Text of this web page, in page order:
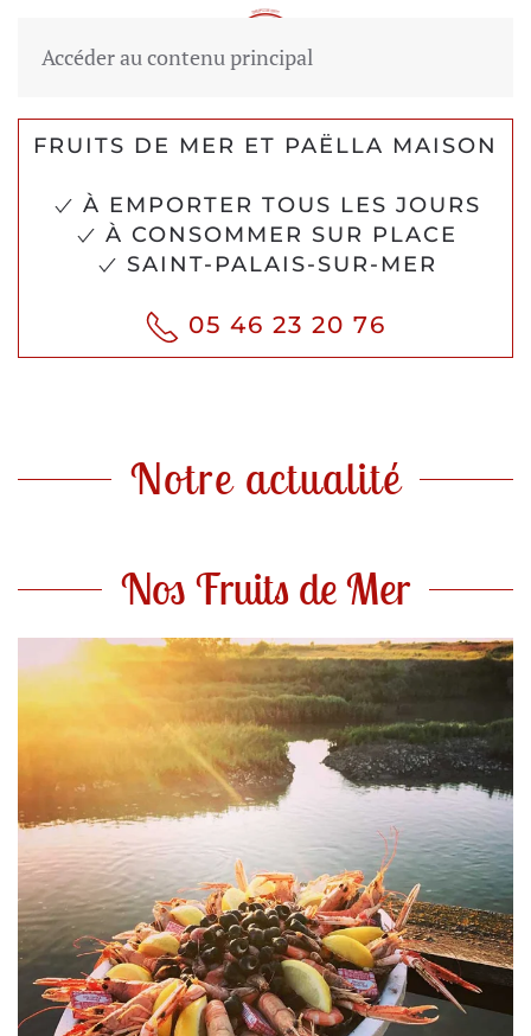
Accéder au contenu principal
FRUITS DE MER ET PAËLLA MAISON
À EMPORTER TOUS LES JOURS
À CONSOMMER SUR PLACE
SAINT-PALAIS-SUR-MER
05 46 23 20 76
Notre actualité
Nos Fruits de Mer